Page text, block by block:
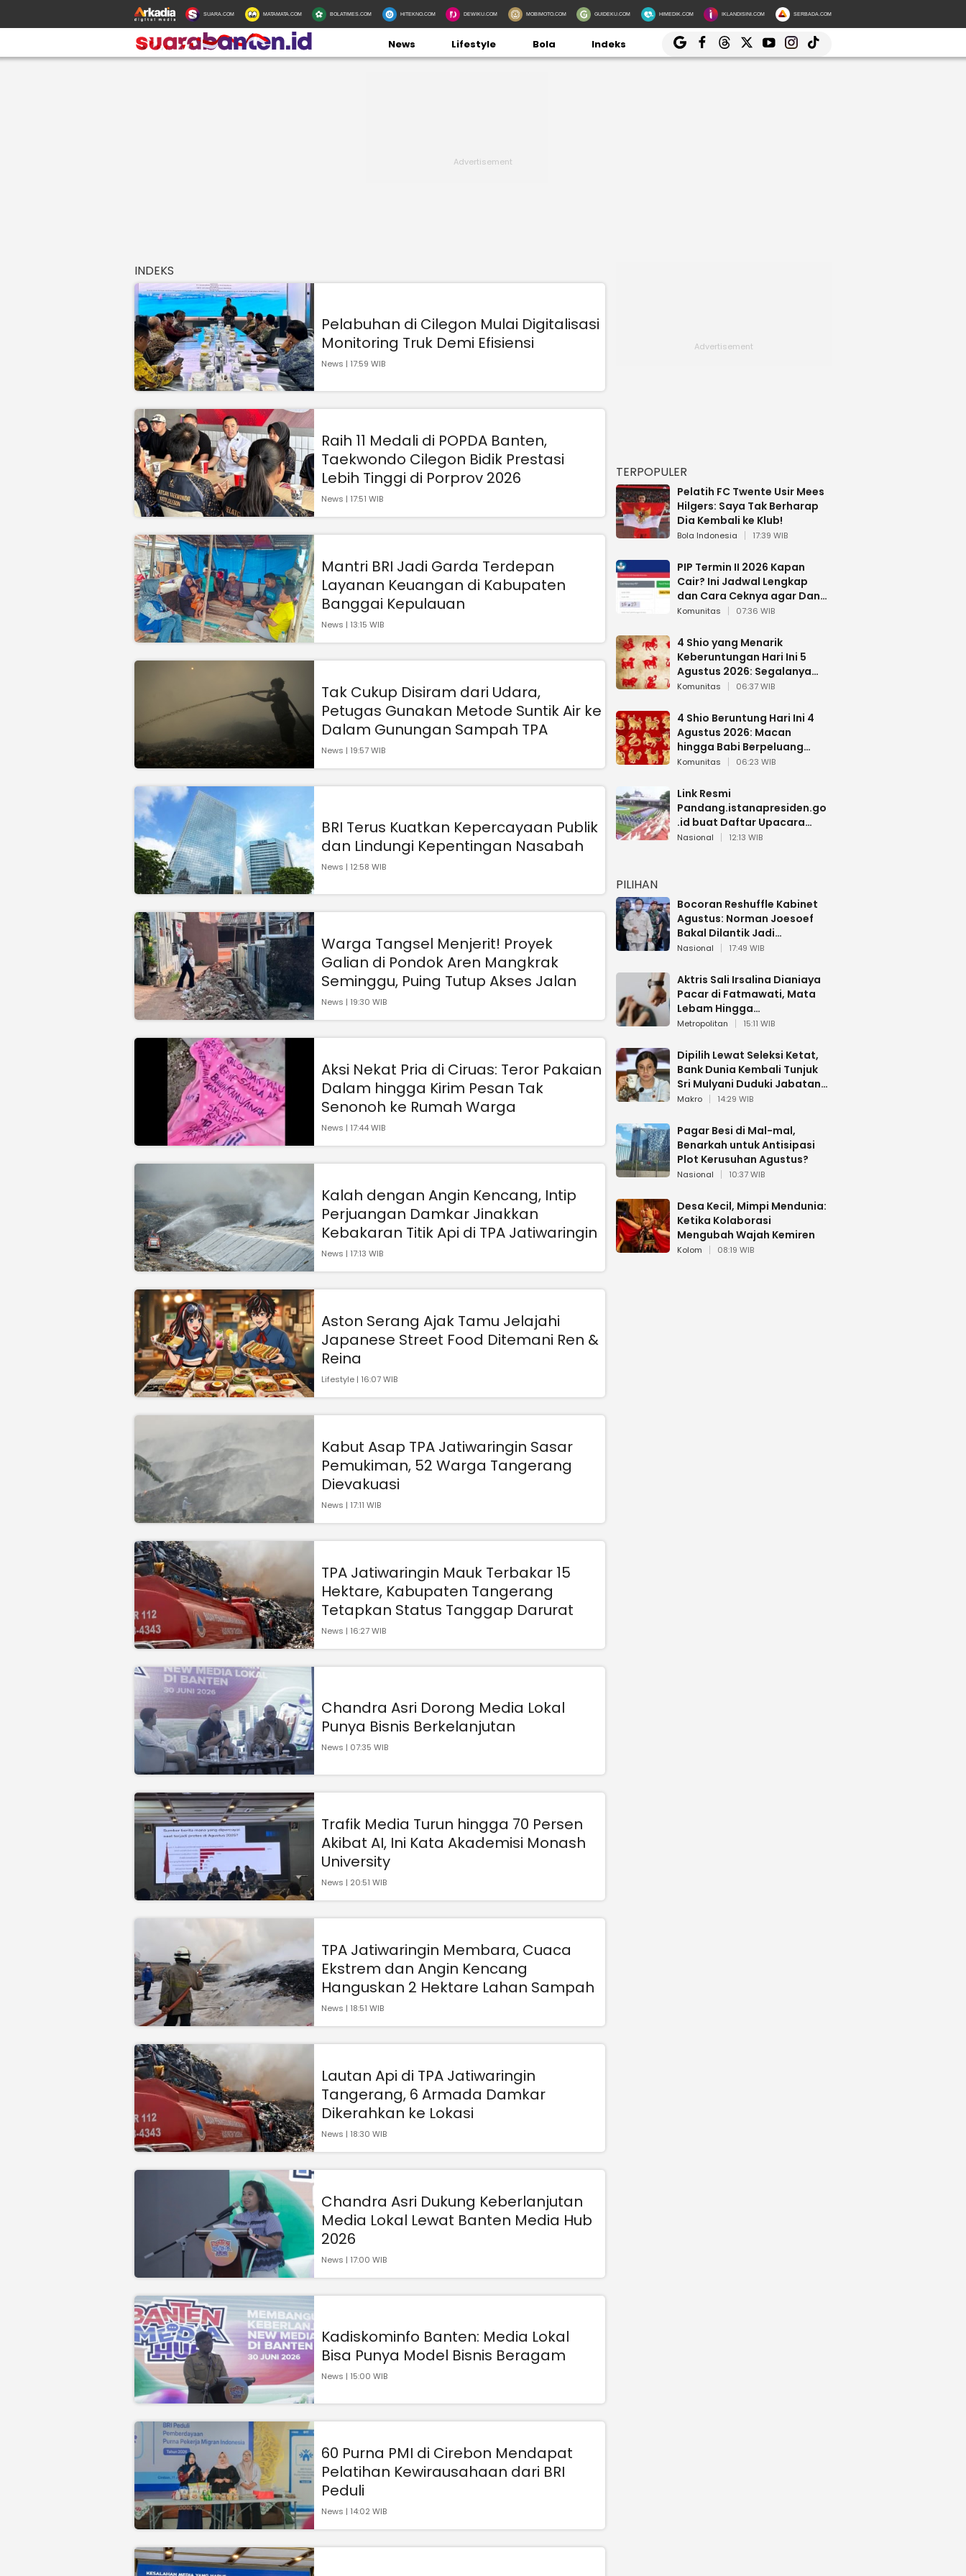
SUARA.COM MATAMATA.COM BOLATIMES.COM HITEKNO.COM DEWIKU.COM MOBIMOTO.COM GUIDEKU.COM HIMEDIK.COM IKLANDISINI.COM SERBADA.COM
News Lifestyle Bola Indeks
INDEKS
Pelabuhan di Cilegon Mulai Digitalisasi
Monitoring Truk Demi Efisiensi
News | 17:59 WIB
Raih 11 Medali di POPDA Banten,
Taekwondo Cilegon Bidik Prestasi
Lebih Tinggi di Porprov 2026
News | 17:51 WIB
Mantri BRI Jadi Garda Terdepan
Layanan Keuangan di Kabupaten
Banggai Kepulauan
News | 13:15 WIB
Tak Cukup Disiram dari Udara,
Petugas Gunakan Metode Suntik Air ke
Dalam Gunungan Sampah TPA
News | 19:57 WIB
BRI Terus Kuatkan Kepercayaan Publik
dan Lindungi Kepentingan Nasabah
News | 12:58 WIB
Warga Tangsel Menjerit! Proyek
Galian di Pondok Aren Mangkrak
Seminggu, Puing Tutup Akses Jalan
News | 19:30 WIB
Aksi Nekat Pria di Ciruas: Teror Pakaian
Dalam hingga Kirim Pesan Tak
Senonoh ke Rumah Warga
News | 17:44 WIB
Kalah dengan Angin Kencang, Intip
Perjuangan Damkar Jinakkan
Kebakaran Titik Api di TPA Jatiwaringin
News | 17:13 WIB
Aston Serang Ajak Tamu Jelajahi
Japanese Street Food Ditemani Ren &
Reina
Lifestyle | 16:07 WIB
Kabut Asap TPA Jatiwaringin Sasar
Pemukiman, 52 Warga Tangerang
Dievakuasi
News | 17:11 WIB
TPA Jatiwaringin Mauk Terbakar 15
Hektare, Kabupaten Tangerang
Tetapkan Status Tanggap Darurat
News | 16:27 WIB
Chandra Asri Dorong Media Lokal
Punya Bisnis Berkelanjutan
News | 07:35 WIB
Trafik Media Turun hingga 70 Persen
Akibat AI, Ini Kata Akademisi Monash
University
News | 20:51 WIB
TPA Jatiwaringin Membara, Cuaca
Ekstrem dan Angin Kencang
Hanguskan 2 Hektare Lahan Sampah
News | 18:51 WIB
Lautan Api di TPA Jatiwaringin
Tangerang, 6 Armada Damkar
Dikerahkan ke Lokasi
News | 18:30 WIB
Chandra Asri Dukung Keberlanjutan
Media Lokal Lewat Banten Media Hub
2026
News | 17:00 WIB
Kadiskominfo Banten: Media Lokal
Bisa Punya Model Bisnis Beragam
News | 15:00 WIB
60 Purna PMI di Cirebon Mendapat
Pelatihan Kewirausahaan dari BRI
Peduli
News | 14:02 WIB
TERPOPULER
Pelatih FC Twente Usir Mees
Hilgers: Saya Tak Berharap
Dia Kembali ke Klub!
Bola Indonesia 17:39 WIB
PIP Termin II 2026 Kapan
Cair? Ini Jadwal Lengkap
dan Cara Ceknya agar Dana
Tidak Hangus!
Komunitas 07:36 WIB
4 Shio yang Menarik
Keberuntungan Hari Ini 5
Agustus 2026: Segalanya
Berjalan Lancar
Komunitas 06:37 WIB
4 Shio Beruntung Hari Ini 4
Agustus 2026: Macan
hingga Babi Berpeluang
Dapat Kabar Baik
Komunitas 06:23 WIB
Link Resmi
Pandang.istanapresiden.go
.id buat Daftar Upacara
Bendera HUT RI di Istana
Nasional 12:13 WIB
PILIHAN
Bocoran Reshuffle Kabinet
Agustus: Norman Joesoef
Bakal Dilantik Jadi
Wamenhan RI
Nasional 17:49 WIB
Aktris Sali Irsalina Dianiaya
Pacar di Fatmawati, Mata
Lebam Hingga
Diselamatkan Polantas
Metropolitan 15:11 WIB
Dipilih Lewat Seleksi Ketat,
Bank Dunia Kembali Tunjuk
Sri Mulyani Duduki Jabatan
Strategis
Makro 14:29 WIB
Pagar Besi di Mal-mal,
Benarkah untuk Antisipasi
Plot Kerusuhan Agustus?
Nasional 10:37 WIB
Desa Kecil, Mimpi Mendunia:
Ketika Kolaborasi
Mengubah Wajah Kemiren
Kolom 08:19 WIB